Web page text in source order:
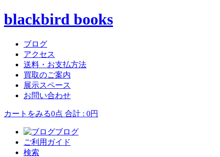
blackbird books
ブログ
アクセス
送料・お支払方法
買取のご案内
展示スペース
お問い合わせ
カートをみる0点 合計 : 0円
ブログ
ご利用ガイド
検索